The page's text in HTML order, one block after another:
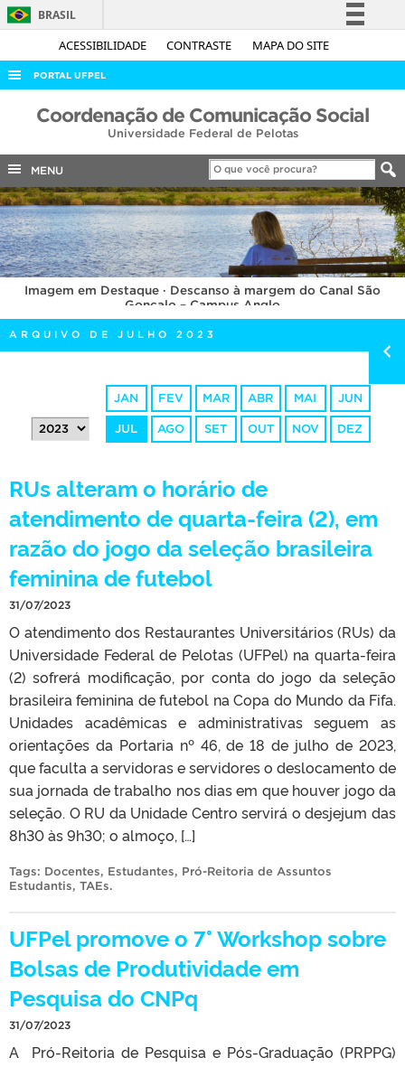
ACESSIBILIDADE CONTRASTE MAPA DO SITE
BRASIL
Simplifique!
Acesso à informação
Legislação
Canais
PORTAL UFPEL
ACESSO À INFORMAÇÃO
COBALTO
CONCURSOS
EDITAIS
INTERNACIONAL
OUVIDORIA
PORTARIAS
TELEFONES
Coordenação de Comunicação Social
Universidade Federal de Pelotas
MENU
Imagem em Destaque · Descanso à margem do Canal São
Gonçalo – Campus Anglo
ARQUIVO DE JULHO 2023
JAN FEV MAR ABR MAI JUN
JUL AGO SET OUT NOV DEZ
RUs alteram o horário de
atendimento de quarta-feira (2), em
razão do jogo da seleção brasileira
feminina de futebol
31/07/2023
O atendimento dos Restaurantes Universitários (RUs) da
Universidade Federal de Pelotas (UFPel) na quarta-feira
(2) sofrerá modificação, por conta do jogo da seleção
brasileira feminina de futebol na Copa do Mundo da Fifa.
Unidades acadêmicas e administrativas seguem as
orientações da Portaria nº 46, de 18 de julho de 2023,
que faculta a servidoras e servidores o deslocamento de
sua jornada de trabalho nos dias em que houver jogo da
seleção. O RU da Unidade Centro servirá o desjejum das
8h30 às 9h30; o almoço, […]
Tags: Docentes, Estudantes, Pró-Reitoria de Assuntos
Estudantis, TAEs.
UFPel promove o 7° Workshop sobre
Bolsas de Produtividade em
Pesquisa do CNPq
31/07/2023
A Pró-Reitoria de Pesquisa e Pós-Graduação (PRPPG)